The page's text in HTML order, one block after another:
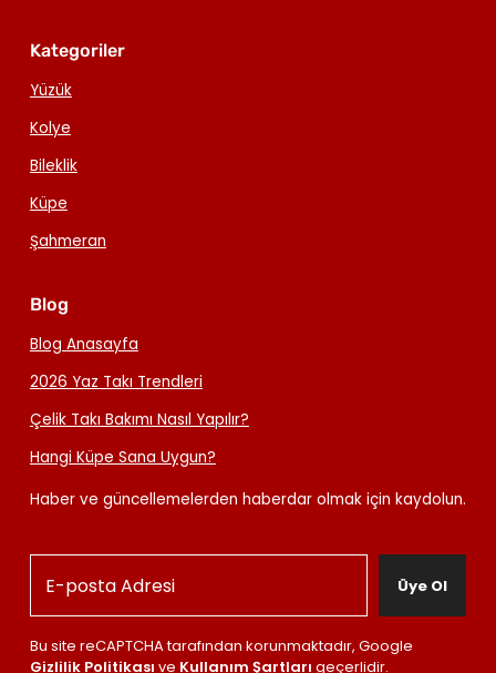
Kategoriler
Yüzük
Kolye
Bileklik
Küpe
Şahmeran
Blog
Blog Anasayfa
2026 Yaz Takı Trendleri
Çelik Takı Bakımı Nasıl Yapılır?
Hangi Küpe Sana Uygun?
Haber ve güncellemelerden haberdar olmak için kaydolun.
Üye Ol
Bu site reCAPTCHA tarafından korunmaktadır, Google
Gizlilik Politikası ve Kullanım Şartları geçerlidir.